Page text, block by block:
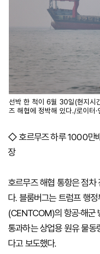
선박 한 척이 6월 30일(현지시
즈 해협에 정박해 있다./로이터·
◇ 호르무즈 하루 1000만
장
호르무즈 해협 통항은 점
다. 블룸버그는 트럼프 행
(CENTCOM)의 항공·해군
통과하는 상업용 원유 물
다고 보도했다.